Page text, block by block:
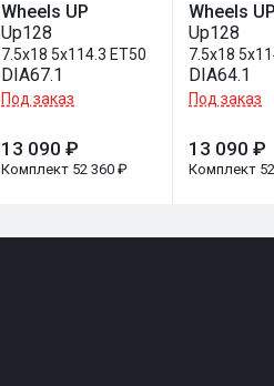
Wheels UP
Up128
7.5x18 5x114.3 ET50
DIA67.1
Под заказ
13 090 ₽
Комплект 52 360 ₽
Wheels
Up128
7.5x18
DIA64.1
Под заказ
13 090 ₽
Комплект